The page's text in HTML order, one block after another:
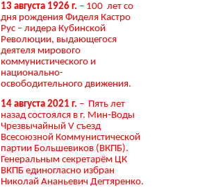
13 августа 1926 г. – 100 лет со
дня рождения Фиделя Кастро
Рус – лидера Кубинской
Революции, выдающегося
деятеля мирового
коммунистического и
национально-
освободительного движения.
14 августа 2021 г. – Пять лет
назад состоялся в г. Мин-Воды
Чрезвычайный V съезд
Всесоюзной Коммунистической
партии Большевиков (ВКПБ).
Генеральным секретарём ЦК
ВКПБ единогласно избран
Николай Ананьевич Дегтяренко.